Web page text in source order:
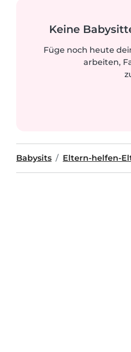
Keine
Füge noch heute
arbeiten,
Babysits Eltern-helfen-